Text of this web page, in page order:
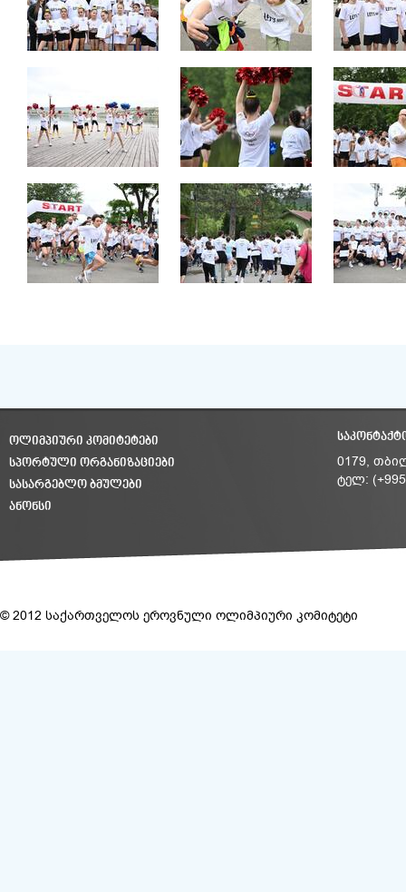
ᲝᲚᲘᲛᲞᲘᲣᲠᲘ ᲙᲝᲛᲘᲢᲔᲢᲔᲑᲘ
ᲡᲞᲝᲠᲢᲣᲚᲘ ᲝᲠᲒᲐᲜᲘᲖᲐᲪᲘᲔᲑᲘ
ᲡᲐᲡᲐᲠᲒᲔᲑᲚᲝ ᲑᲛᲣᲚᲔᲑᲘ
ᲐᲜᲝᲜᲡᲘ
0179,
ტელ: (+995
© 2012 საქართველოს ეროვნული ოლიმპიური კომიტეტი